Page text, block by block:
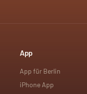
App
App für Berlin
iPhone App